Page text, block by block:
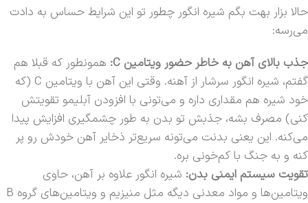
حالا بزار بهت بگم شیره انگور چطور تو این شرایط حساس به دادت
می‌رسه:
جذب بالای آهن به خاطر حضور ویتامین C:
همونطور که قبلا هم
گفتم، شیره انگور سرشار از آهنه. وقتی این آهن با ویتامین C (که
خود شیره هم مقداری داره و می‌تونی با افزودن آبلیمو تقویتش
کنی) مصرف بشه، جذبش تو بدن به طور چشمگیری افزایش پیدا
می‌کنه. این یعنی بدنت می‌تونه سریع‌تر ذخایر آهن خودش رو پر
کنه و به جنگ با کم‌خونی بره.
تقویت سیستم ایمنی بدن: شیره انگور علاوه بر آهن، حاوی
ویتامین‌ها و مواد معدنی دیگه مثل منیزیم و ویتامین‌های گروه B